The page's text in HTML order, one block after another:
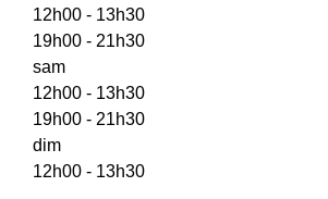
12h00 - 13h30
19h00 - 21h30
sam
12h00 - 13h30
19h00 - 21h30
dim
12h00 - 13h30